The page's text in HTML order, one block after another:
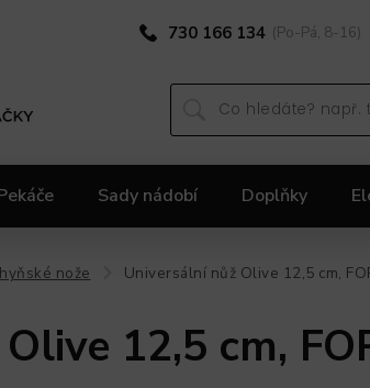
730 166 134 (Po-Pá, 8-16)
Sady nádobí Doplňky
nože Universální nůž Olive 12,5 cm,
12,5 cm,